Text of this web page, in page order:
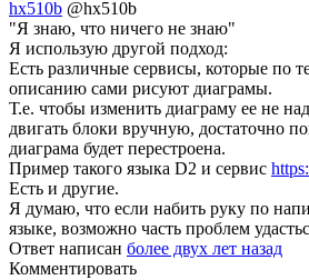
hx510b @hx510b
"Я знаю, что ничего не знаю"
Я использую другой подход:
Есть различные сервисы, которые по
описанию сами рисуют диаграмы.
Т.е. чтобы изменить диаграму ее не
двигать блоки вручную, достаточно
диаграма будет перестроена.
Пример такого языка D2 и сервис
Есть и другие.
Я думаю, что если набить руку по
языке, возможно часть проблем
Ответ написан более двух лет назад
Комментировать